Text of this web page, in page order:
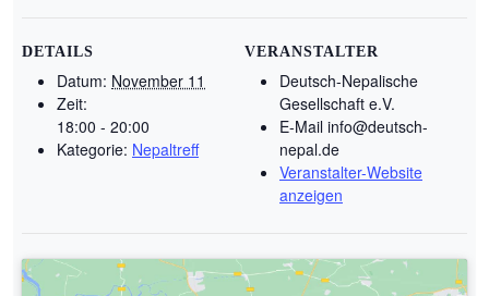
DETAILS
Datum: November 11
Zeit:
18:00 - 20:00
Kategorie: Nepaltreff
VERANSTALTER
Deutsch-Nepalische
Gesellschaft e.V.
E-Mail info@deutsch-
nepal.de
Veranstalter-Website
anzeigen